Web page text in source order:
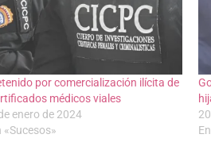
por comercialización ilícita de
médicos viales
enero de 2024
«Sucesos»